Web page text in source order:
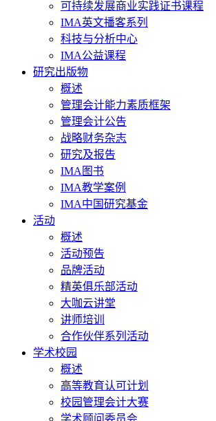
可持续发展商业实践证书课程
IMA英文播客系列
科技与分析中心
IMA公益课程
研究出版物
概述
管理会计能力素质框架
管理会计公告
战略财务杂志
研究及报告
IMA图书
IMA教学案例
IMA中国研究基金
活动
概述
活动预告
品牌活动
精英俱乐部活动
大咖云讲堂
讲师培训
合作伙伴系列活动
学术校园
概述
高等教育认可计划
校园管理会计大赛
学术顾问委员会